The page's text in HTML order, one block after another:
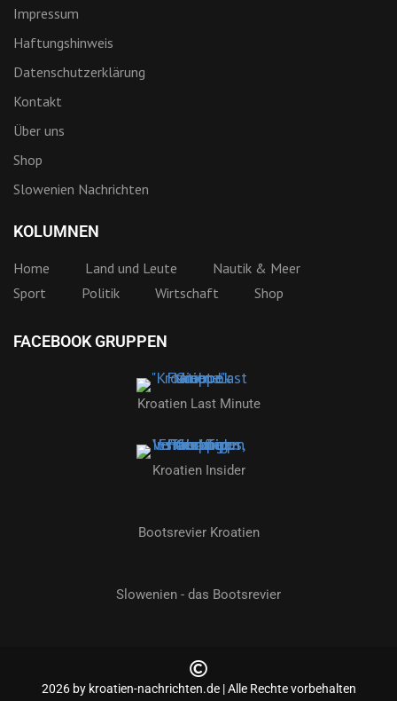
Impressum
Haftungshinweis
Datenschutzerklärung
Kontakt
Über uns
Shop
Slowenien Nachrichten
KOLUMNEN
Home Land und Leute
Nautik & Meer
Sport
Politik Wirtschaft Shop
FACEBOOK GRUPPEN
Kroatien Last Minute
Kroatien Insider
Bootsrevier Kroatien
Slowenien - das Bootsrevier
2026 by kroatien-nachrichten.de | Alle Rechte vorbehalten